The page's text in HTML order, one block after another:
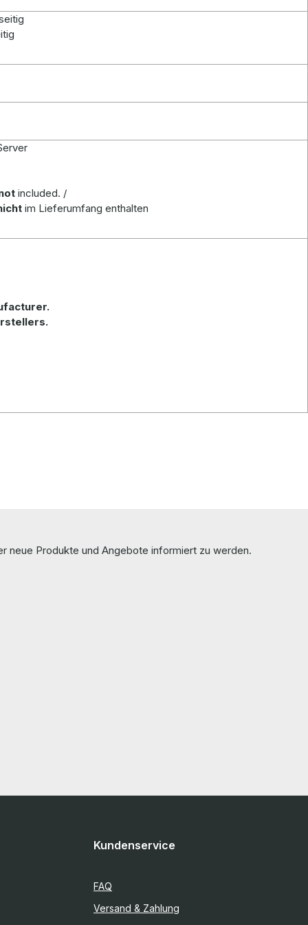
included. /
im Lieferumfang enthalten
neue Produkte und Angebote informiert zu werden.
Kundenservice
FAQ
Versand & Zahlung